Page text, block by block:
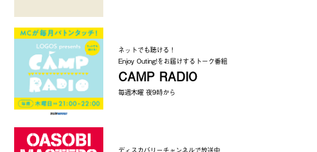
ネットでも聴ける！
Enjoy Outing!をお届けするトーク番組
CAMP RADIO
毎週木曜 夜9時から
ディスカバリーチャンネルで放送中